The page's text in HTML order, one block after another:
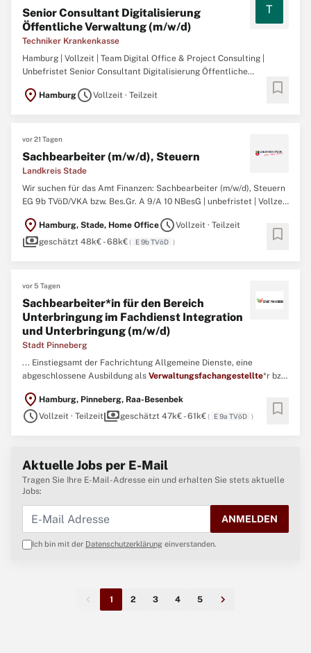
Senior Consultant Digitalisierung
Öffentliche Verwaltung (m/w/d)
Techniker Krankenkasse
T
Hamburg | Vollzeit | Team Digital Office & Project Consulting |
Unbefristet Senior Consultant Digitalisierung Öffentliche
Verwaltung (m/w/d)Das Team Digital Office gestaltet die digitale
Zukunft der TK. Es entwickelt strategische Impulse für die
location_on HamburgscheduleVollzeit · Teilzeit bookmark
vor 21 Tagen
Sachbearbeiter (m/w/d), Steuern
Landkreis Stade
Wir suchen für das Amt Finanzen: Sachbearbeiter (m/w/d), Steuern
EG 9b TVöD/VKA bzw. Bes.Gr. A 9/A 10 NBesG | unbefristet | Vollzeit
Landkreises Stade als Steuerschuldner einschließlich des
Regiebetriebs umsetzen, insbesondere: schwierige und komplexe ...
location_on Hamburg, Stade, Home OfficescheduleVollzeit · Teilzeit
paymentsgeschätzt 48k€ - 68k€( E 9b TVöD ) bookmark
vor 5 Tagen
Sachbearbeiter*in für den Bereich
Unterbringung im Fachdienst Integration
und Unterbringung (m/w/d)
Stadt Pinneberg
... Einstiegsamt der Fachrichtung Allgemeine Dienste, eine
abgeschlossene Ausbildung als Verwaltungsfachangestellte*r bzw.
kaufmännische Ausbildung im Bürobereich oder eine andere
Qualifikation, die zur Übernahme der o. g. ...
location_on Hamburg, Pinneberg, Raa-Besenbek
scheduleVollzeit · Teilzeitpaymentsgeschätzt 47k€ - 61k€( E 9a TVöD ) bookmark
Aktuelle Jobs per E-Mail
Tragen Sie Ihre E-Mail-Adresse ein und erhalten Sie stets aktuelle
Jobs:
ANMELDEN
Ich bin mit der Datenschutzerklärung einverstanden.
1 2 3 4 5